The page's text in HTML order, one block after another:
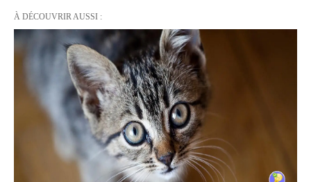
À DÉCOUVRIR AUSSI :